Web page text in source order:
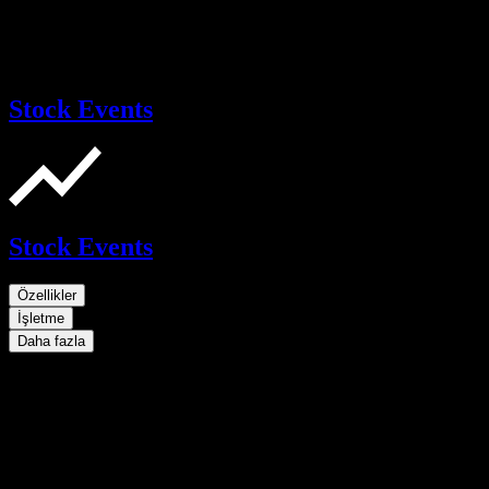
Stock Events
Stock Events
Özellikler
İşletme
Daha fazla